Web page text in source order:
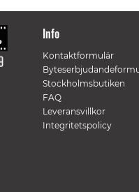
Info
Kontaktformulär
Stockholmsbutiken
FAQ
Leveransvillkor
Integritetspolicy